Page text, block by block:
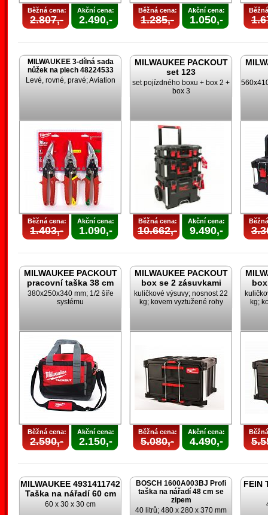
Běžná cena:
2.807,-
Akční cena:
2.490,-
Běžná cena:
1.285,-
Akční cena:
1.050,-
MILWAUKEE 3-dílná sada
nůžek na plech 48224533
Levé, rovné, pravé; Aviation
Běžná cena:
1.403,-
Akční cena:
1.090,-
MILWAUKEE PACKOUT
set 123
set pojízdného boxu + box 2 +
box 3
Běžná cena:
10.662,-
Akční cena:
9.490,-
MILWAUKEE PACKOUT
pracovní taška 38 cm
380x250x340 mm; 1/2 šíře
systému
Běžná cena:
2.590,-
Akční cena:
2.150,-
MILWAUKEE PACKOUT
box se 2 zásuvkami
kuličkové výsuvy; nosnost 22
kg; kovem vyztužené rohy
Běžná cena:
5.080,-
Akční cena:
4.490,-
kg;
MILWAUKEE 4931411742
Taška na nářadí 60 cm
60 x 30 x 30 cm
BOSCH 1600A003BJ Profi
taška na nářadí 48 cm se
zipem
40 litrů; 480 x 280 x 370 mm
FEIN